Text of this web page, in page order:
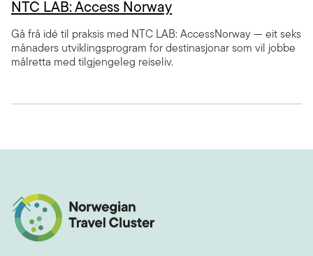
NTC LAB: Access Norway
Gå frå idé til praksis med NTC LAB: AccessNorway — eit seks
månaders utviklingsprogram for destinasjonar som vil jobbe
målretta med tilgjengeleg reiseliv.